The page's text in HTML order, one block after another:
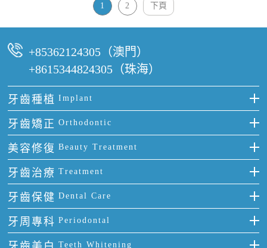
1 2 下頁
+85362124305（澳門）
+8615344824305（珠海）
牙齒種植 Implant
種牙
單顆牙缺失
多顆牙缺失
半口缺失
全口缺失
牙齒矯正 Orthodontic
隱形箍牙
前牙反頜
牙齒前突
牙齒稀疏
美容修復 Beauty Treatment
全瓷牙
烤瓷牙
四環素牙
牙齒治療 Treatment
補牙
智齒
牙齒保健 Dental Care
正確刷牙
全國愛牙日
牙周專科 Periodontal
牙周炎 Teeth Whitening